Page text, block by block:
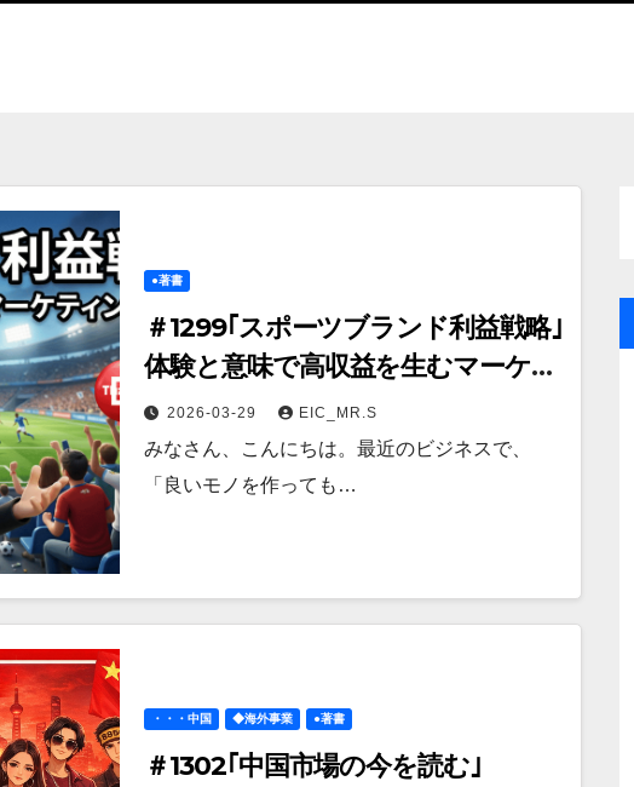
●著書
＃1299｢スポーツブランド利益戦略｣
体験と意味で高収益を生むマーケテ
ィング
2026-03-29 EIC_MR.S
みなさん、こんにちは。最近のビジネスで、
「良いモノを作っても…
・・・中国 ◆海外事業 ●著書
＃1302｢中国市場の今を読む｣